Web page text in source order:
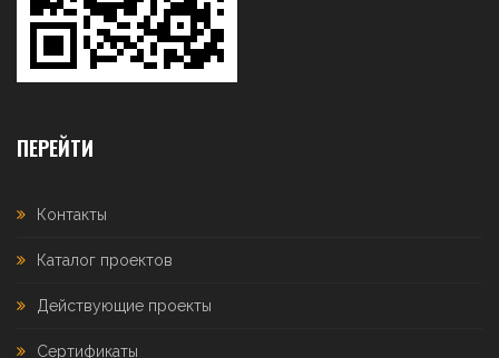
ПЕРЕЙТИ
Контакты
Каталог проектов
Действующие проекты
Сертификаты